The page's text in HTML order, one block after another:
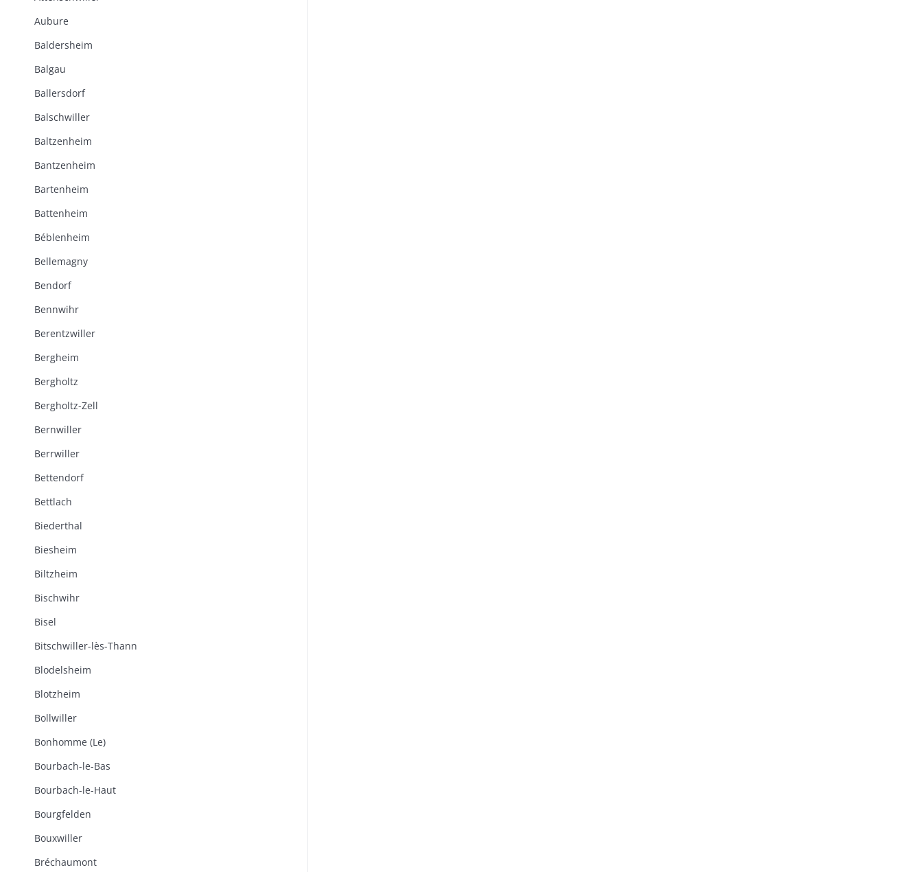
Aubure
Baldersheim
Balgau
Ballersdorf
Balschwiller
Baltzenheim
Bantzenheim
Bartenheim
Battenheim
Béblenheim
Bellemagny
Bendorf
Bennwihr
Berentzwiller
Bergheim
Bergholtz
Bergholtz-Zell
Bernwiller
Berrwiller
Bettendorf
Bettlach
Biederthal
Biesheim
Biltzheim
Bischwihr
Bisel
Bitschwiller-lès-Thann
Blodelsheim
Blotzheim
Bollwiller
Bonhomme (Le)
Bourbach-le-Bas
Bourbach-le-Haut
Bourgfelden
Bouxwiller
Bréchaumont